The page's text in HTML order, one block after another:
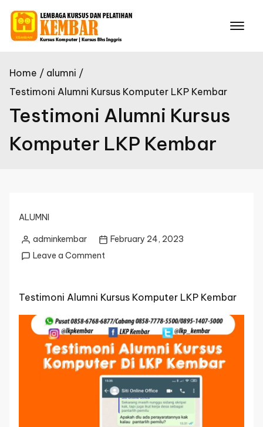
content
Home
alumni
Testimoni Alumni Kursus Komputer LKP Kembar
Testimoni Alumni Kursus
Komputer LKP Kembar
ALUMNI
Posted
by
adminkembar
February 24, 2023
Leave a Comment
Kursus
Komputer
LKP
Kembar
Testimoni Alumni Kursus Komputer LKP Kembar